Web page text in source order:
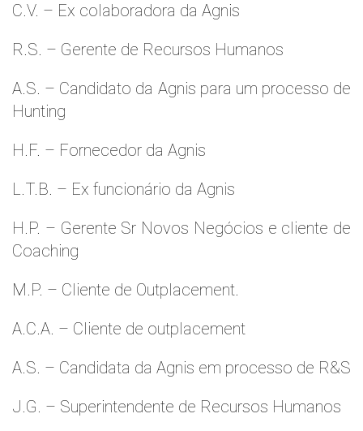
C.V. – Ex colaboradora da Agnis
R.S. – Gerente de Recursos Humanos
A.S. – Candidato da Agnis para um processo de
Hunting
H.F. – Fornecedor da Agnis
L.T.B. – Ex funcionário da Agnis
H.P. – Gerente Sr Novos Negócios e cliente de
Coaching
M.P. – Cliente de Outplacement.
A.C.A. – Cliente de outplacement
A.S. – Candidata da Agnis em processo de R&S
J.G. – Superintendente de Recursos Humanos